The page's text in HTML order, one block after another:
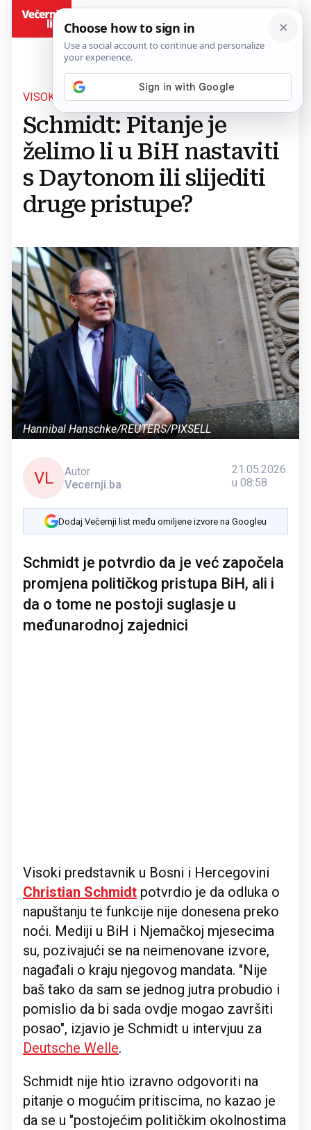
VISOKI PREDSTAVNIK
Schmidt: Pitanje je
želimo li u BiH nastaviti
s Daytonom ili slijediti
druge pristupe?
Hannibal Hanschke/REUTERS/PIXSELL
VL
Autor
Vecernji.ba
21.05.2026.
u 08:58
Dodaj Večernji list među omiljene izvore na Googleu
Schmidt je potvrdio da je već započela
promjena političkog pristupa BiH, ali i
da o tome ne postoji suglasje u
međunarodnoj zajednici
Visoki predstavnik u Bosni i Hercegovini
Christian Schmidt potvrdio je da odluka o
napuštanju te funkcije nije donesena preko
noći. Mediji u BiH i Njemačkoj mjesecima
su, pozivajući se na neimenovane izvore,
nagađali o kraju njegovog mandata. "Nije
baš tako da sam se jednog jutra probudio i
pomislio da bi sada ovdje mogao završiti
posao", izjavio je Schmidt u intervjuu za
Deutsche Welle.
Schmidt nije htio izravno odgovoriti na
pitanje o mogućim pritiscima, no kazao je
da se u "postojećim političkim okolnostima